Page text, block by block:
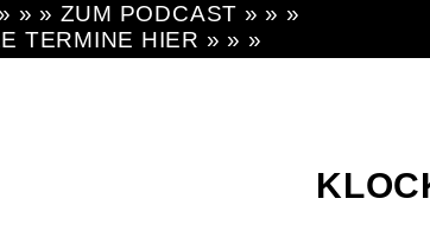
» » ZUM PODCAST » » »
TERMINE HIER » » »